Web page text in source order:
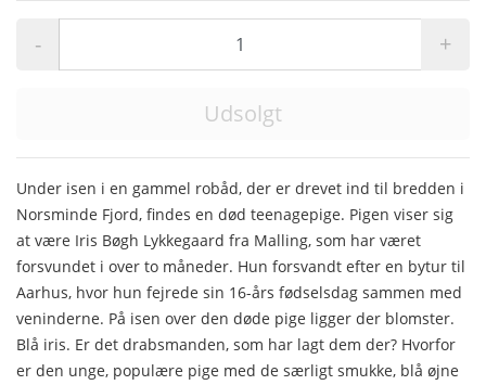
- +
Udsolgt
Under isen i en gammel robåd, der er drevet ind til bredden i
Norsminde Fjord, findes en død teenagepige. Pigen viser sig
at være Iris Bøgh Lykkegaard fra Malling, som har været
forsvundet i over to måneder. Hun forsvandt efter en bytur til
Aarhus, hvor hun fejrede sin 16-års fødselsdag sammen med
veninderne. På isen over den døde pige ligger der blomster.
Blå iris. Er det drabsmanden, som har lagt dem der? Hvorfor
er den unge, populære pige med de særligt smukke, blå øjne